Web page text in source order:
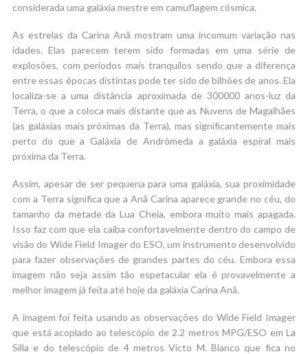
considerada uma galáxia mestre em camuflagem cósmica.
As estrelas da Carina Anã mostram uma incomum variação nas
idades. Elas parecem terem sido formadas em uma série de
explosões, com períodos mais tranquilos sendo que a diferença
entre essas épocas distintas pode ter sido de bilhões de anos. Ela
localiza-se a uma distância aproximada de 300000 anos-luz da
Terra, o que a coloca mais distante que as Nuvens de Magalhães
(as galáxias mais próximas da Terra), mas significantemente mais
perto do que a Galáxia de Andrômeda a galáxia espiral mais
próxima da Terra.
Assim, apesar de ser pequena para uma galáxia, sua proximidade
com a Terra significa que a Anã Carina aparece grande no céu, do
tamanho da metade da Lua Cheia, embora muito mais apagada.
Isso faz com que ela caiba confortavelmente dentro do campo de
visão do Wide Field Imager do ESO, um instrumento desenvolvido
para fazer observações de grandes partes do céu. Embora essa
imagem não seja assim tão espetacular ela é provavelmente a
melhor imagem já feita até hoje da galáxia Carina Anã.
A imagem foi feita usando as observações do Wide Field Imager
que está acoplado ao telescópio de 2.2 metros MPG/ESO em La
Silla e do telescópio de 4 metros Victo M. Blanco que fica no